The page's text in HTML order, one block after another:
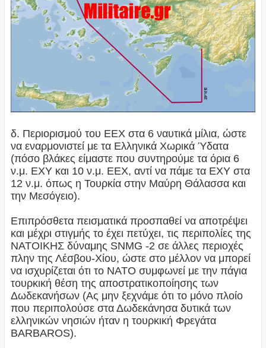
δ. Περιορισμού του ΕΕΧ στα 6 ναυτικά μίλια, ώστε
να εναρμονιστεί με τα Ελληνικά Χωρικά Ύδατα
(πόσο βλάκες είμαστε που συντηρούμε τα όρια 6
ν.μ. ΕΧΥ και 10 ν.μ. ΕΕΧ, αντί να πάμε τα ΕΧΥ στα
12 ν.μ. όπως η Τουρκία στην Μαύρη Θάλασσα και
την Μεσόγειο).
Επιπρόσθετα πεισματικά προσπαθεί να αποτρέψει
και μέχρι στιγμής το έχει πετύχει, τις περιπολίες της
ΝΑΤΟΙΚΗΣ δύναμης SNMG -2 σε άλλες περιοχές
πλην της Λέσβου-Χίου, ώστε στο μέλλον να μπορεί
να ισχυρίζεται ότι το ΝΑΤΟ συμφωνεί με την πάγια
τουρκική θέση της αποστρατικοποίησης των
Δωδεκανήσων (Ας μην ξεχνάμε ότι το μόνο πλοίο
που περιπολούσε στα Δωδεκάνησα δυτικά των
ελληνικών νησιών ήταν η τουρκική Φρεγάτα
BARBAROS).